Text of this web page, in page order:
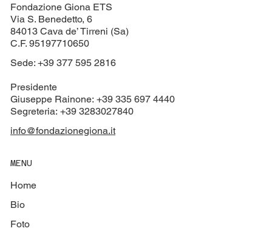
Fondazione Giona ETS
Via S. Benedetto, 6
84013 Cava de’ Tirreni (Sa)
C.F. 95197710650
Sede: +39 377 595 2816
Presidente
Giuseppe Rainone: +39 335 697 4440
Segreteria: +39 3283027840
info@fondazionegiona.it
MENU
Home
Bio
Foto